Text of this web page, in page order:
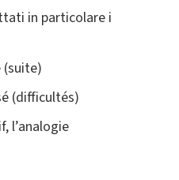
in particolare i
(suite)
(difficultés)
l’analogie